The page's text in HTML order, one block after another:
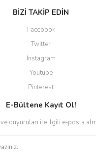
BİZİ TAKİP EDİN
Facebook
Twitter
Instagram
Youtube
Pinterest
E-Bültene Kayıt Ol!
ve duyuruları ile ilgili e-posta